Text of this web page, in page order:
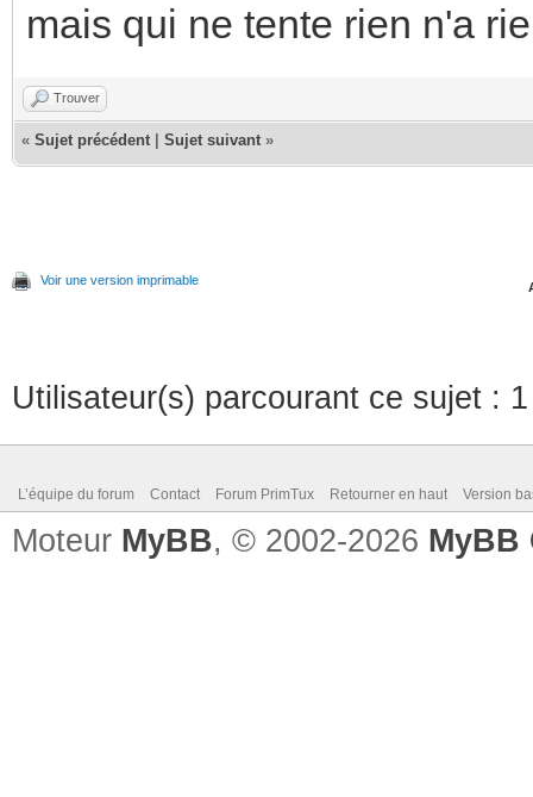
mais qui ne tente rien n'a
Trouver
« Sujet précédent Sujet suivant »
Voir une version imprimable
Utilisateur(s) parcourant ce sujet :
L’équipe du forum Contact Forum PrimTux Retourner en haut Version
Moteur MyBB, © 2002-2026 MyBB